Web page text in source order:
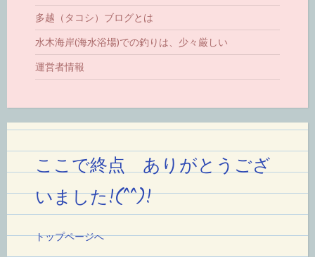
多越（タコシ）ブログとは
水木海岸(海水浴場)での釣りは、少々厳しい
運営者情報
ここで終点 ありがとうござ
いました!(^^)!
トップページへ